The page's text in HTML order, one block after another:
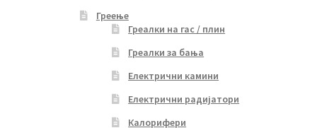
Греење
Греалки на гас / плин
Греалки за бања
Електрични камини
Електрични радијатори
Калорифери